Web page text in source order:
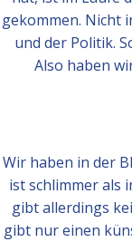
gekommen. Nicht
und der Politik.
Also haben
Wir haben in der
ist schlimmer als
gibt allerdings
gibt nur einen